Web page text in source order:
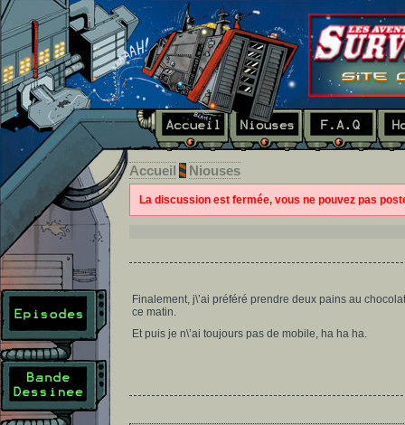
Accueil Niouses
La discussion est fermée, vous ne pouvez pas
Finalement, j\’ai préféré prendre deux pains au chocolat
ce matin.
Et puis je n\’ai toujours pas de mobile, ha ha ha.